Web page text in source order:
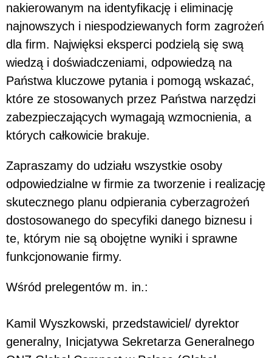
nakierowanym na identyfikację i eliminację
najnowszych i niespodziewanych form zagrożeń
dla firm. Najwięksi eksperci podzielą się swą
wiedzą i doświadczeniami, odpowiedzą na
Państwa kluczowe pytania i pomogą wskazać,
które ze stosowanych przez Państwa narzędzi
zabezpieczających wymagają wzmocnienia, a
których całkowicie brakuje.
Zapraszamy do udziału wszystkie osoby
odpowiedzialne w firmie za tworzenie i realizację
skutecznego planu odpierania cyberzagrożeń
dostosowanego do specyfiki danego biznesu i
te, którym nie są obojętne wyniki i sprawne
funkcjonowanie firmy.
Wśród prelegentów m. in.:
Kamil Wyszkowski, przedstawiciel/ dyrektor
generalny, Inicjatywa Sekretarza Generalnego